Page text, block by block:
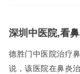
深圳中医院,看
德胜门中医院治疗
说，该医院在鼻炎